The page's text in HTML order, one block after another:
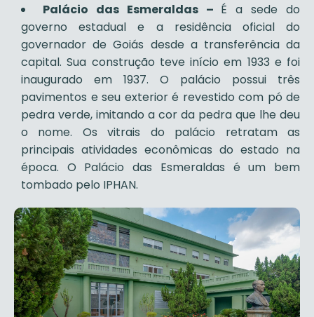
Palácio das Esmeraldas – É a sede do
governo estadual e a residência oficial do
governador de Goiás desde a transferência da
capital. Sua construção teve início em 1933 e foi
inaugurado em 1937. O palácio possui três
pavimentos e seu exterior é revestido com pó de
pedra verde, imitando a cor da pedra que lhe deu
o nome. Os vitrais do palácio retratam as
principais atividades econômicas do estado na
época. O Palácio das Esmeraldas é um bem
tombado pelo IPHAN.